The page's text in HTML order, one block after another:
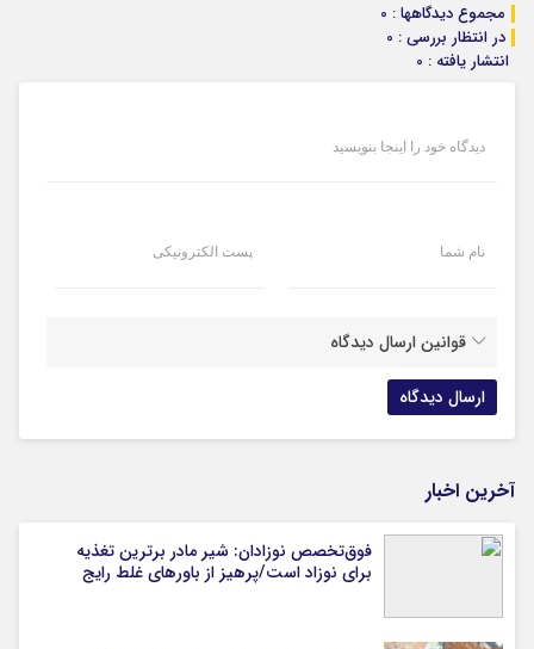
مجموع دیدگاهها : 0
در انتظار بررسی : 0
انتشار یافته : 0
دیدگاه خود را اینجا بنویسید
نام شما پست الکترونیکی
قوانین ارسال دیدگاه
آخرین اخبار
فوق‌تخصص نوزادان: شیر مادر برترین تغذیه
برای نوزاد است/پرهیز از باورهای غلط رایج